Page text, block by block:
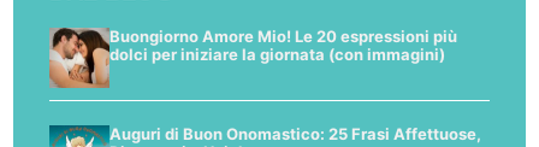
Buongiorno Amore Mio! Le 20 espressioni più
dolci per iniziare la giornata (con immagini)
Auguri di Buon Onomastico: 25 Frasi Affettuose,